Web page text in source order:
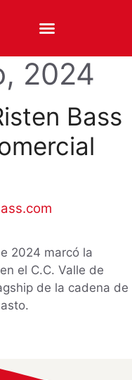
2024
Bass
2024 marcó la
el C.C. Valle de
de la cadena de